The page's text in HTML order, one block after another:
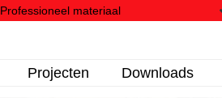
Professioneel materiaal
Projecten Downloads